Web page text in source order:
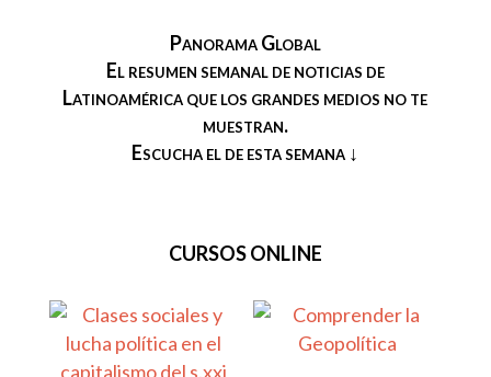
Panorama Global
El resumen semanal de noticias de
Latinoamérica que los grandes medios no te
muestran.
Escucha el de esta semana ↓
CURSOS ONLINE